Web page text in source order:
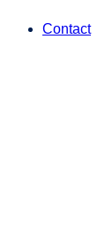
Contact